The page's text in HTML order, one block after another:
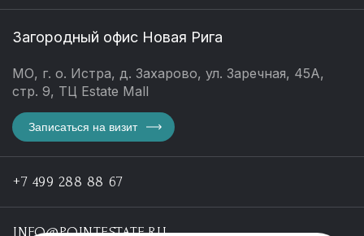
Загородный офис Новая Рига
МО, г. о. Истра, д. Захарово, ул. Заречная, 45А,
стр. 9, ТЦ Estate Mall
Записаться на визит
+7 499 288 88 67
INFO@POINTESTATE.RU